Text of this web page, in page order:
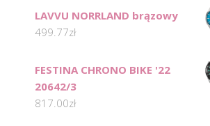
LAVVU NORRLAND brązowy
499.77zł
FESTINA CHRONO BIKE '22
20642/3
817.00zł